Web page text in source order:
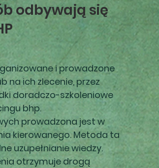
odbywają się
i prowadzone
na ich zlecenie, przez
doradczo-szkoleniowe
bhp.
prowadzona jest w
kierowanego. Metoda ta
uzupełnianie wiedzy.
otrzymuje drogą